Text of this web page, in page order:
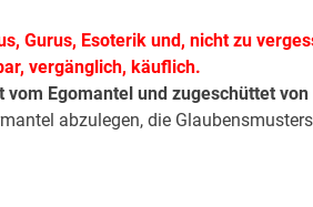
Gurus, Esoterik und, nicht zu
vergänglich, käuflich.
Egomantel und zugeschüttet
abzulegen, die